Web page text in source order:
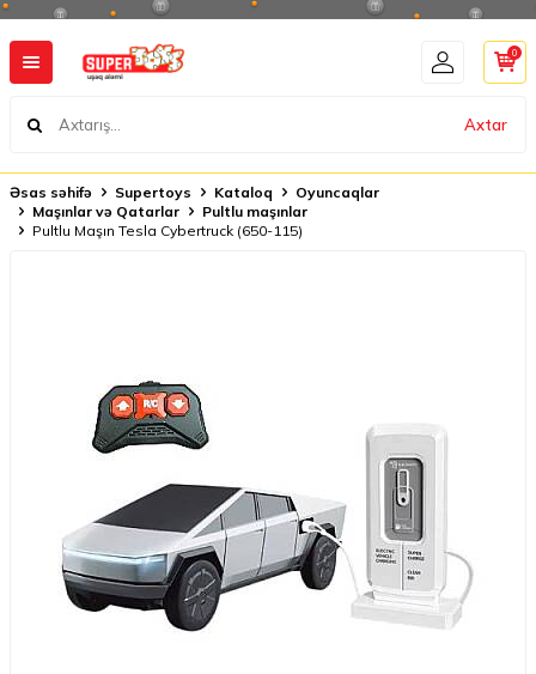
Axtar
0
Əsas səhifə Supertoys Kataloq
Oyuncaqlar
Maşınlar və Qatarlar
Pultlu maşınlar
Pultlu Maşın Tesla Cybertruck (650-115)